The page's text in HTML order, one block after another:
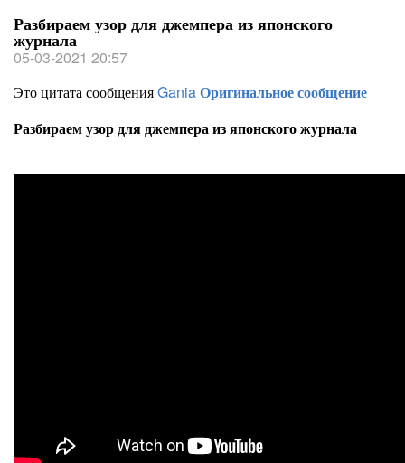
Разбираем узор для джемпера из японского
журнала
05-03-2021 20:57
Это цитата сообщенияGaniaОригинальное сообщение
Разбираем узор для джемпера из японского журнала